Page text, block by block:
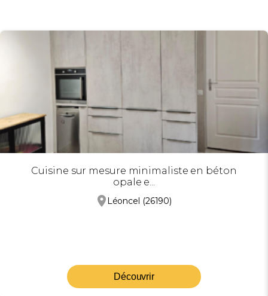
Cuisine sur mesure minimaliste en béton
opale e...
Léoncel (26190)
Découvrir